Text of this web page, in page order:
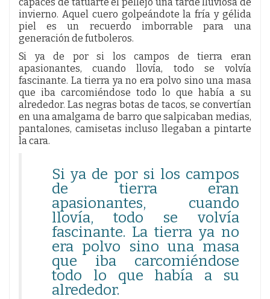
invierno. Aquel cuero golpeándote la fría y gélida
piel es un recuerdo imborrable para una
generación de futboleros.
Si ya de por si los campos de tierra eran
apasionantes, cuando llovía, todo se volvía
fascinante. La tierra ya no era polvo sino una masa
que iba carcomiéndose todo lo que había a su
alrededor. Las negras botas de tacos, se convertían
en una amalgama de barro que salpicaban medias,
pantalones, camisetas incluso llegaban a pintarte
la cara.
Si ya de por si los campos
de tierra eran
apasionantes, cuando
llovía, todo se volvía
fascinante. La tierra ya no
era polvo sino una masa
que iba carcomiéndose
todo lo que había a su
alrededor.